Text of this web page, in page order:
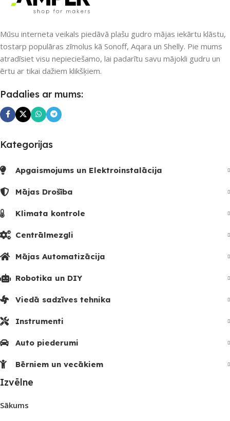
Nē
UZREIZ PIEEJAMAIS
SKAITS
4
Mūsu interneta veikals piedāvā plašu gudro mājas iekārtu klāstu,
tostarp populāras zīmolus kā Sonoff, Aqara un Shelly. Pie mums
atradīsiet visu nepieciešamo, lai padarītu savu mājokli gudru un
ērtu ar tikai dažiem klikšķiem.
Padalies ar mums:
Kategorijas
Apgaismojums un Elektroinstalācija
Mājas Drošība
Klimata kontrole
Centrālmezgli
Mājas Automatizācija
Robotika un DIY
Viedā sadzīves tehnika
Instrumenti
Auto piederumi
Bērniem un vecākiem
Izvēlne
Sākums